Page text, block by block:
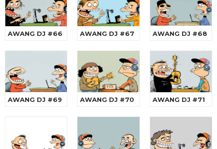
AWANG DJ #66 AWANG DJ #67 AWANG DJ #68
AWANG DJ #69 AWANG DJ #70 AWANG DJ #71